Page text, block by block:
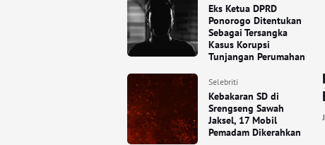
Eks Ketua DPRD
Ponorogo Ditentukan
Sebagai Tersangka
Kasus Korupsi
Tunjangan Perumahan
Selebriti
Kebakaran SD di
Srengseng Sawah
Jaksel, 17 Mobil
Pemadam Dikerahkan